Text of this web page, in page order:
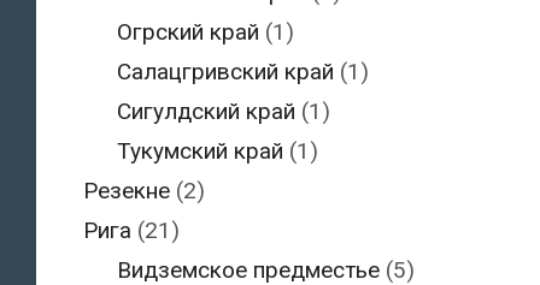
Огрский край (1)
Салацгривский край (1)
Сигулдский край (1)
Тукумский край (1)
Резекне(2)
Рига (21)
Видземское предместье (5)